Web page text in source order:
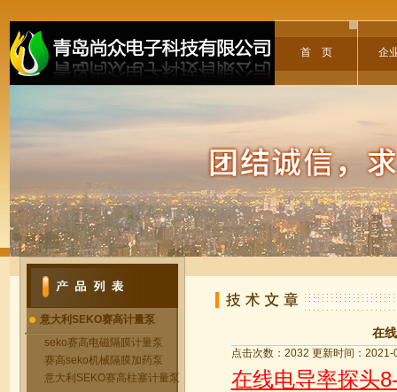
首 页 企
意大利SEKO赛高计量泵
seko赛高电磁隔膜计量泵
赛高seko机械隔膜加药泵
意大利SEKO赛高柱塞计量泵
在
点击次数：2032 更新时间：2021-
在线电导率探头